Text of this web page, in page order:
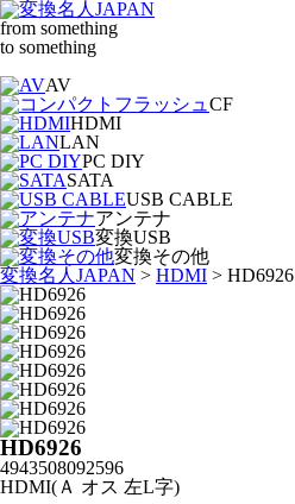
from something
to something
AV
CF
HDMI
LAN
PC DIY
SATA
USB CABLE
アンテナ
変換USB
変換その他
変換名人JAPAN > HDMI > HD6926
HD6926
4943508092596
HDMI(Ａ オス 左L字)